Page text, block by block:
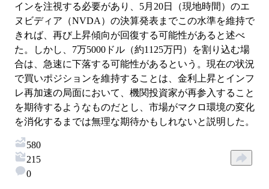
インを注視する必要があり、5月20日（現地時間）のエ
ヌビディア（NVDA）の決算発表までこの水準を維持で
きれば、再び上昇傾向が回復する可能性があると述べ
た。しかし、7万5000ドル（約1125万円）を割り込む場
合は、急速に下落する可能性があるという。現在の状況
で買いポジションを維持することは、金利上昇とインフ
レ再加速の局面において、機関投資家が再参入すること
を期待するようなものだとし、市場がマクロ環境の変化
を消化するまでは無理な期待かもしれないと説明した。
580
215
0